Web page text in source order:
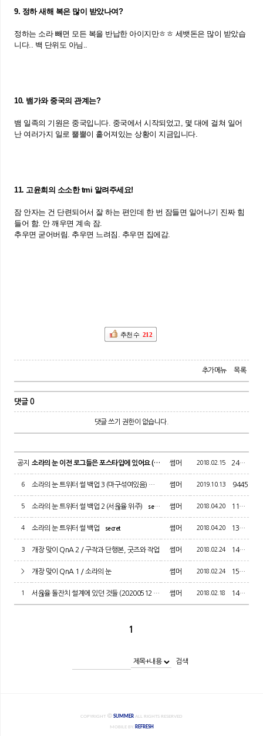
9. 정하 새해 복은 많이 받았나여?
정하는 소라 빼면 모든 복을 반납한 아이지만ㅎㅎ 세뱃돈은 많이 받았습
니다.. 백 단위도 아님..
10. 뱀가와 중국의 관계는?
뱀 일족의 기원은 중국입니다. 중국에서 시작되었고, 몇 대에 걸쳐 일어
난 여러가지 일로 뿔뿔이 흩어져있는 상황이 지금입니다.
11. 고윤희의 소소한 tmi 알려주세요!
잠 안자는 건 단련되어서 잘 하는 편인데 한 번 잠들면 일어나기 진짜 힘
들어 함. 안 깨우면 계속 잠.
추우면 굳어버림. 추우면 느려짐. 추우면 집에감.
추천 수 212
추가메뉴 목록
댓글 0
댓글 쓰기 권한이 없습니다.
공지 소라의 눈 이전 로그들은 포스타입에 있어요 (주소有) 썸머 2018.02.15 24875
6 소라의 눈 트위터 썰 백업 3 (마구섞여있음) secret 썸머 2019.10.13 9445
5 소라의 눈 트위터 썰 백업 2 (서윦율 위주) secret 썸머 2018.04.20 11761
4 소라의 눈 트위터 썰 백업 secret 썸머 2018.04.20 13985
3 개장 맞이 QnA 2 / 구작과 단행본, 굿즈와 작업 썸머 2018.02.24 14877
> 개장 맞이 QnA 1 / 소라의 눈 썸머 2018.02.24 15311
1 서윦율 돌잔치 썰계에 있던 것들 (20200512 추가) secret
썸머 2018.02.18 14632
1
검색
COPYRIGHT SUMMER ALL RIGHTS RESERVED
MOBILE BY. REFRESH